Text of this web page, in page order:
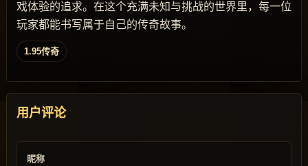
戏体验的追求。在这个充满未知与挑战的世界里，每一位
玩家都能书写属于自己的传奇故事。
1.95传奇
用户评论
昵称